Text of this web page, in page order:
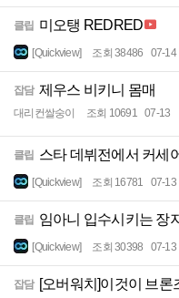
클립 미오탱 REDRED
[Quickview] 조회 38486 07-14
잡담 제우스 비키니 몸매
대리컨쌀숭이 조회 10691 07-13
클립 스타 데뷔전에서 커세
[Quickview] 조회 16781 07-13
클립 임아니 입수시키는 장
[Quickview] 조회 30398 07-13
잡담 [오버워치]이것이 브론